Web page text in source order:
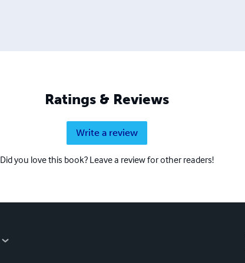
Ratings & Reviews
Write a review
Did you love this book? Leave a review for other readers!